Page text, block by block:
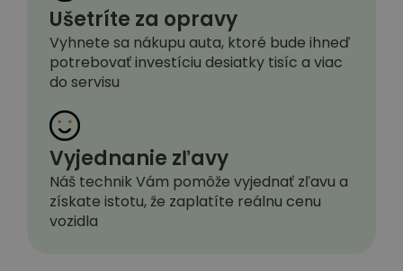
Ušetríte za opravy
Vyhnete sa nákupu auta, ktoré bude ihneď
potrebovať investíciu desiatky tisíc a viac
do servisu
Vyjednanie zľavy
Náš technik Vám pomôže vyjednať zľavu a
získate istotu, že zaplatíte reálnu cenu
vozidla